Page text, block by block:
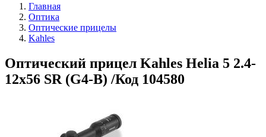
Главная
Оптика
Оптические прицелы
Kahles
Оптический прицел Kahles Helia 5 2.4-
12x56 SR (G4-B) /Код 104580